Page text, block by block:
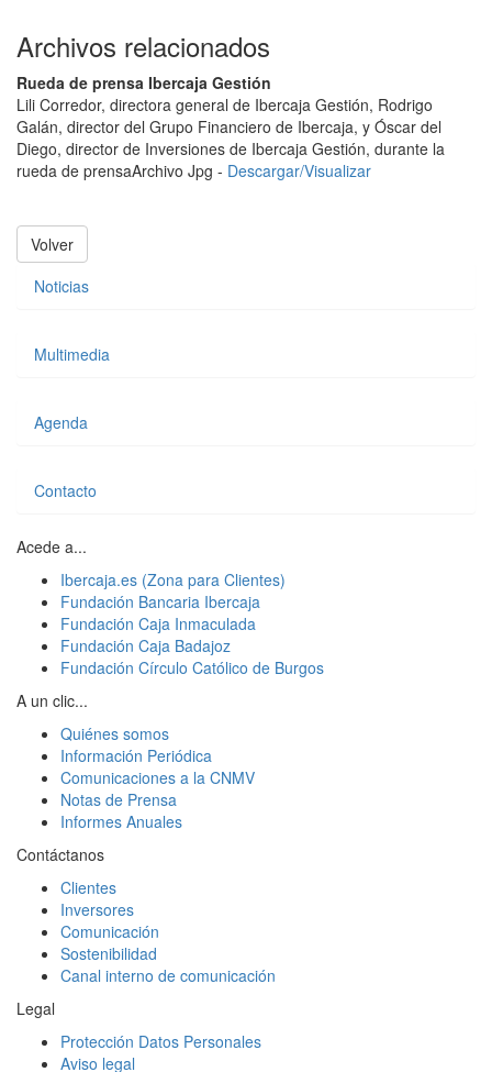
Archivos relacionados
Rueda de prensa Ibercaja Gestión
Lili Corredor, directora general de Ibercaja Gestión, Rodrigo
Galán, director del Grupo Financiero de Ibercaja, y Óscar del
Diego, director de Inversiones de Ibercaja Gestión, durante la
rueda de prensaArchivo Jpg - Descargar/Visualizar
Volver
Noticias
Multimedia
Agenda
Contacto
Acede a...
Ibercaja.es (Zona para Clientes)
Fundación Bancaria Ibercaja
Fundación Caja Inmaculada
Fundación Caja Badajoz
Fundación Círculo Católico de Burgos
A un clic...
Quiénes somos
Información Periódica
Comunicaciones a la CNMV
Notas de Prensa
Informes Anuales
Contáctanos
Clientes
Inversores
Comunicación
Sostenibilidad
Canal interno de comunicación
Legal
Protección Datos Personales
Aviso legal